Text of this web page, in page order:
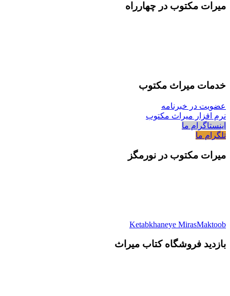
میرات مکتوب در چهارراه
خدمات میراث مکتوب
عضویت در خبرنامه
نرم افزار میراث مکتوب
اینستاگرام ما
تلگرام ما
میرات مکتوب در نورمگز
Ketabkhaneye MirasMaktoob
بازدید فروشگاه کتاب میراث